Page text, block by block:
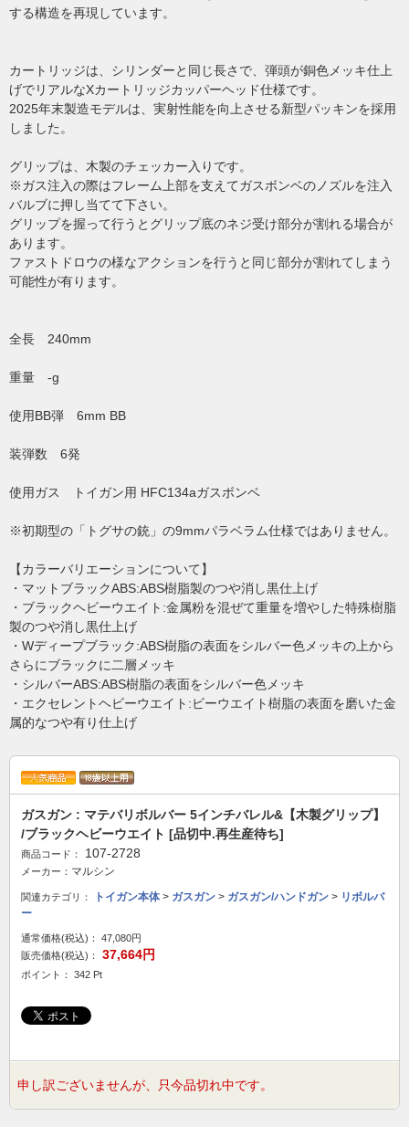
する構造を再現しています。
カートリッジは、シリンダーと同じ長さで、弾頭が銅色メッキ仕上
げでリアルなXカートリッジカッパーヘッド仕様です。
2025年末製造モデルは、実射性能を向上させる新型パッキンを採用
しました。
グリップは、木製のチェッカー入りです。
※ガス注入の際はフレーム上部を支えてガスボンベのノズルを注入
バルブに押し当てて下さい。
グリップを握って行うとグリップ底のネジ受け部分が割れる場合が
あります。
ファストドロウの様なアクションを行うと同じ部分が割れてしまう
可能性が有ります。
全長 240mm
重量 -g
使用BB弾 6mm BB
装弾数 6発
使用ガス トイガン用 HFC134aガスボンベ
※初期型の「トグサの銃」の9mmパラベラム仕様ではありません。
【カラーバリエーションについて】
・マットブラックABS:ABS樹脂製のつや消し黒仕上げ
・ブラックヘビーウエイト:金属粉を混ぜて重量を増やした特殊樹脂
製のつや消し黒仕上げ
・Wディープブラック:ABS樹脂の表面をシルバー色メッキの上から
さらにブラックに二層メッキ
・シルバーABS:ABS樹脂の表面をシルバー色メッキ
・エクセレントヘビーウエイト:ビーウエイト樹脂の表面を磨いた金
属的なつや有り仕上げ
ガスガン : マテバリボルバー 5インチバレル&【木製グリップ】
/ブラックヘビーウエイト [品切中.再生産待ち]
商品コード： 107-2728
メーカー： マルシン
関連カテゴリ： トイガン本体> ガスガン > ガスガン/ハンドガン > リボルバ
ー
通常価格(税込)：
47,080円
販売価格(税込)：
37,664円
ポイント： 342 Pt
申し訳ございませんが、只今品切れ中です。